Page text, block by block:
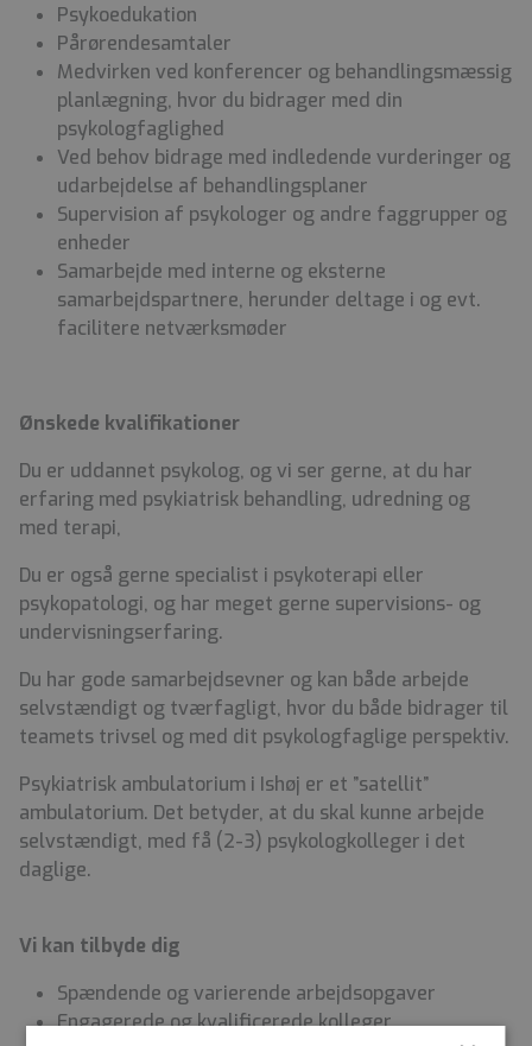
Psykoedukation
Pårørendesamtaler
Medvirken ved konferencer og behandlingsmæssig
planlægning, hvor du bidrager med din
psykologfaglighed
Ved behov bidrage med indledende vurderinger og
udarbejdelse af behandlingsplaner
Supervision af psykologer og andre faggrupper og
enheder
Samarbejde med interne og eksterne
samarbejdspartnere, herunder deltage i og evt.
facilitere netværksmøder
Ønskede kvalifikationer
Du er uddannet psykolog, og vi ser gerne, at du har
erfaring med psykiatrisk behandling, udredning og
med terapi,
Du er også gerne specialist i psykoterapi eller
psykopatologi, og har meget gerne supervisions- og
undervisningserfaring.
Du har gode samarbejdsevner og kan både arbejde
selvstændigt og tværfagligt, hvor du både bidrager til
teamets trivsel og med dit psykologfaglige perspektiv.
Psykiatrisk ambulatorium i Ishøj er et ”satellit”
ambulatorium. Det betyder, at du skal kunne arbejde
selvstændigt, med få (2-3) psykologkolleger i det
daglige.
Vi kan tilbyde dig
Spændende og varierende arbejdsopgaver
Engagerede og kvalificerede kolleger